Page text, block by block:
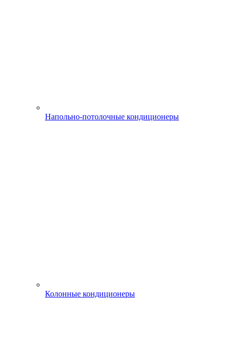
Напольно-потолочные кондиционеры
Колонные кондиционеры